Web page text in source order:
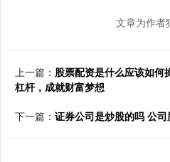
文章为作者
上一篇： 股票配资是什么应该如何
杠杆，成就财富梦想
下一篇： 证券公司是炒股的吗 公